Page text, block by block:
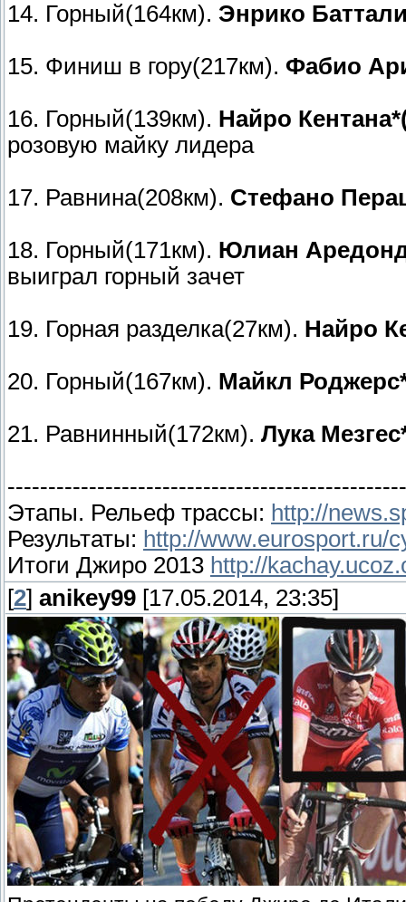
14. Горный(164км). Энрико
15. Финиш в гору(217км). Фабио
16. Горный(139км). Найро
розовую майку лидера
17. Равнина(208км). Стефано
18. Горный(171км). Юлиан
выиграл горный зачет
19. Горная разделка(27км). Найро
20. Горный(167км). Майкл
21. Равнинный(172км). Лука
Этапы. Рельеф трассы: http://
Результаты: http://www.eurosport.ru/
Итоги Джиро 2013 http://
[2] anikey99 [17.05.2014, 23:35]